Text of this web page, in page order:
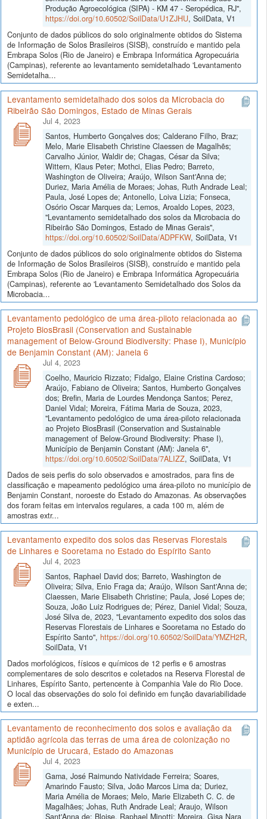
Produção Agroecológica (SIPA) - KM 47 - Seropédica, RJ",
https://doi.org/10.60502/SoilData/U1ZJHU, SoilData, V1
Conjunto de dados públicos do solo originalmente obtidos do Sistema
de Informação de Solos Brasileiros (SISB), construído e mantido pela
Embrapa Solos (Rio de Janeiro) e Embrapa Informática Agropecuária
(Campinas), referente ao levantamento semidetalhado 'Levantamento
Semidetalha...
Levantamento semidetalhado dos solos da Microbacia do
Ribeirão São Domingos, Estado de Minas Gerais
Jul 4, 2023
Santos, Humberto Gonçalves dos; Calderano Filho, Braz;
Melo, Marie Elisabeth Christine Claessen de Magalhẽs;
Carvalho Júnior, Waldir de; Chagas, César da Silva;
Wittern, Klaus Peter; Mothci, Elias Pedro; Barreto,
Washington de Oliveira; Araújo, Wilson Sant'Anna de;
Duriez, Maria Amélia de Moraes; Johas, Ruth Andrade Leal;
Paula, José Lopes de; Antonello, Loiva Lizia; Fonseca,
Osório Oscar Marques da; Lemos, Aroaldo Lopes, 2023,
"Levantamento semidetalhado dos solos da Microbacia do
Ribeirão São Domingos, Estado de Minas Gerais",
https://doi.org/10.60502/SoilData/ADPFKW, SoilData, V1
Conjunto de dados públicos do solo originalmente obtidos do Sistema
de Informação de Solos Brasileiros (SISB), construído e mantido pela
Embrapa Solos (Rio de Janeiro) e Embrapa Informática Agropecuária
(Campinas), referente ao 'Levantamento Semidetalhado dos Solos da
Microbacia...
Levantamento pedológico de uma área-piloto relacionada ao
Projeto BiosBrasil (Conservation and Sustainable
management of Below-Ground Biodiversity: Phase I), Município
de Benjamin Constant (AM): Janela 6
Jul 4, 2023
Coelho, Mauricio Rizzato; Fidalgo, Elaine Cristina Cardoso;
Araújo, Fabiano de Oliveira; Santos, Humberto Gonçalves
dos; Brefin, Maria de Lourdes Mendonça Santos; Perez,
Daniel Vidal; Moreira, Fátima Maria de Souza, 2023,
"Levantamento pedológico de uma área-piloto relacionada
ao Projeto BiosBrasil (Conservation and Sustainable
management of Below-Ground Biodiversity: Phase I),
Município de Benjamin Constant (AM): Janela 6",
https://doi.org/10.60502/SoilData/7ALIZZ, SoilData, V1
Dados de seis perfis do solo observados e amostrados, para fins de
classificação e mapeamento pedológico uma área-piloto no município de
Benjamin Constant, noroeste do Estado do Amazonas. As observações
dos foram feitas em intervalos regulares, a cada 100 m, além de
amostras extr...
Levantamento expedito dos solos das Reservas Florestais
de Linhares e Sooretama no Estado do Espírito Santo
Jul 4, 2023
Santos, Raphael David dos; Barreto, Washington de
Oliveira; Silva, Enio Fraga da; Araújo, Wilson Sant'Anna de;
Claessen, Marie Elisabeth Christine; Paula, José Lopes de;
Souza, João Luiz Rodrigues de; Pérez, Daniel Vidal; Souza,
José Silva de, 2023, "Levantamento expedito dos solos das
Reservas Florestais de Linhares e Sooretama no Estado do
Espírito Santo", https://doi.org/10.60502/SoilData/YMZH2R,
SoilData, V1
Dados morfológicos, físicos e químicos de 12 perfis e 6 amostras
complementares de solo descritos e coletados na Reserva Florestal de
Linhares, Espírito Santo, pertencente à Companhia Vale do Rio Doce.
O local das observações do solo foi definido em função davariabilidade
e exten...
Levantamento de reconhecimento dos solos e avaliação da
aptidão agrícola das terras de uma área de colonização no
Município de Urucará, Estado do Amazonas
Jul 4, 2023
Gama, José Raimundo Natividade Ferreira; Soares,
Amarindo Fausto; Silva, João Marcos Lima da; Duriez,
Maria Amélia de Moraes; Melo, Marie Elizabeth C. C. de
Magalhães; Johas, Ruth Andrade Leal; Araujo, Wilson
Sant'Anna de; Bloise, Raphael Minotti; Moreira, Gisa Nara